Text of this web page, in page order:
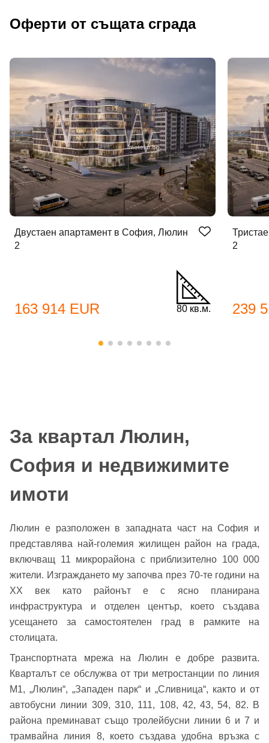
Оферти от същата сграда
Двустаен апартамент в София, Люлин
2
163 914 EUR 80 кв.м.
2
239
За квартал Люлин,
София и недвижимите
имоти
Люлин е разположен в западната част на София и
представлява най-големия жилищен район на града,
включващ 11 микрорайона с приблизително 100 000
жители. Изграждането му започва през 70-те години на
XX век като районът е с ясно планирана
инфраструктура и отделен център, което създава
усещането за самостоятелен град в рамките на
столицата.
Транспортната мрежа на Люлин е добре развита.
Кварталът се обслужва от три метростанции по линия
М1, „Люлин“, „Западен парк“ и „Сливница“, както и от
автобусни линии 309, 310, 111, 108, 42, 43, 54, 82. В
района преминават също тролейбусни линии 6 и 7 и
трамвайна линия 8, което създава удобна връзка с